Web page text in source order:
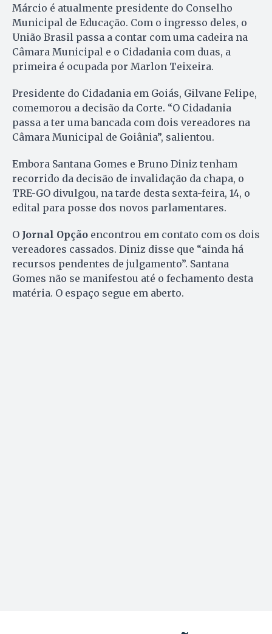
Márcio é atualmente presidente do Conselho
Municipal de Educação. Com o ingresso deles, o
União Brasil passa a contar com uma cadeira na
Câmara Municipal e o Cidadania com duas, a
primeira é ocupada por Marlon Teixeira.
Presidente do Cidadania em Goiás, Gilvane Felipe,
comemorou a decisão da Corte. “O Cidadania
passa a ter uma bancada com dois vereadores na
Câmara Municipal de Goiânia”, salientou.
Embora Santana Gomes e Bruno Diniz tenham
recorrido da decisão de invalidação da chapa, o
TRE-GO divulgou, na tarde desta sexta-feira, 14, o
edital para posse dos novos parlamentares.
O Jornal Opção encontrou em contato com os dois
vereadores cassados. Diniz disse que “ainda há
recursos pendentes de julgamento”. Santana
Gomes não se manifestou até o fechamento desta
matéria. O espaço segue em aberto.